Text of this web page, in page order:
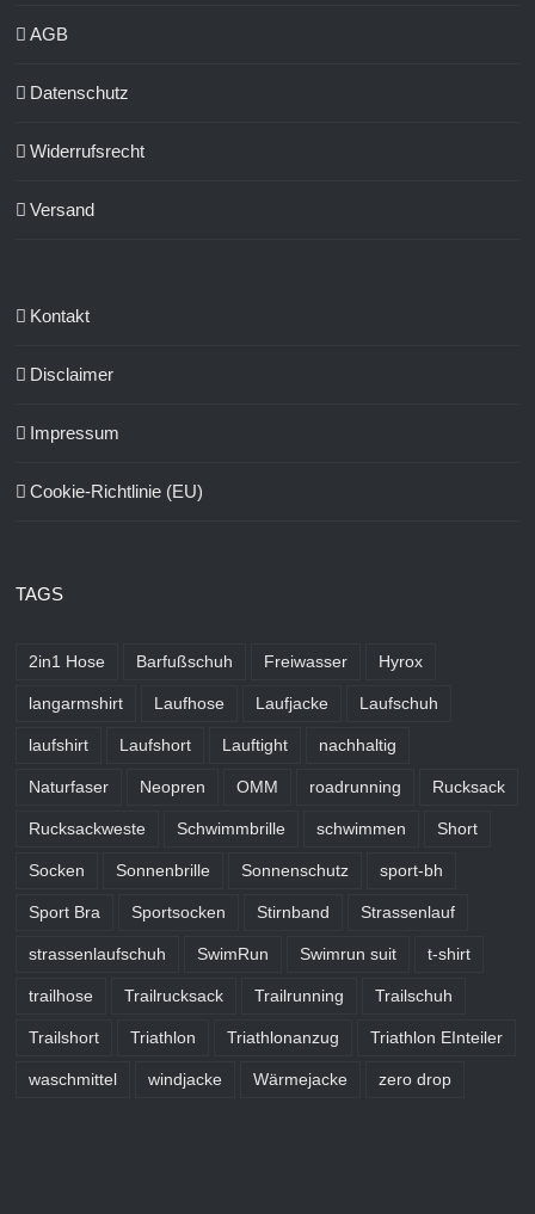
AGB
Datenschutz
Widerrufsrecht
Versand
Kontakt
Disclaimer
Impressum
Cookie-Richtlinie (EU)
TAGS
2in1 Hose Barfußschuh Freiwasser Hyrox
langarmshirt Laufhose Laufjacke Laufschuh
laufshirt Laufshort Lauftight nachhaltig
Naturfaser Neopren OMM roadrunning Rucksack
Rucksackweste Schwimmbrille schwimmen Short
Socken Sonnenbrille Sonnenschutz sport-bh
Sport Bra Sportsocken Stirnband Strassenlauf
strassenlaufschuh SwimRun Swimrun suit t-shirt
trailhose Trailrucksack Trailrunning Trailschuh
Trailshort Triathlon Triathlonanzug Triathlon EInteiler
waschmittel windjacke Wärmejacke zero drop